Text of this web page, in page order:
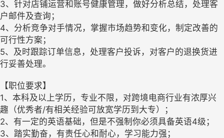
3、针对店铺运营和账号健康管理，做好分析总结，处理客
户邮件及查询；
4、分析竞争对手情况，掌握市场趋势和变化，制定改善的
可行性方案；
5、及时跟踪订单信息，处理客户投诉，对客户的退换货进
行妥善处理。
【职位要求】
1、本科及以上学历，专业不限，对跨境电商行业有浓厚兴
趣（优秀者/有相关经验可放宽学历到大专）；
2、有一定的英语基础，但是不强制你必须具备英语4级；
3、踏实勤奋，有责任心和耐心，学习能力强；